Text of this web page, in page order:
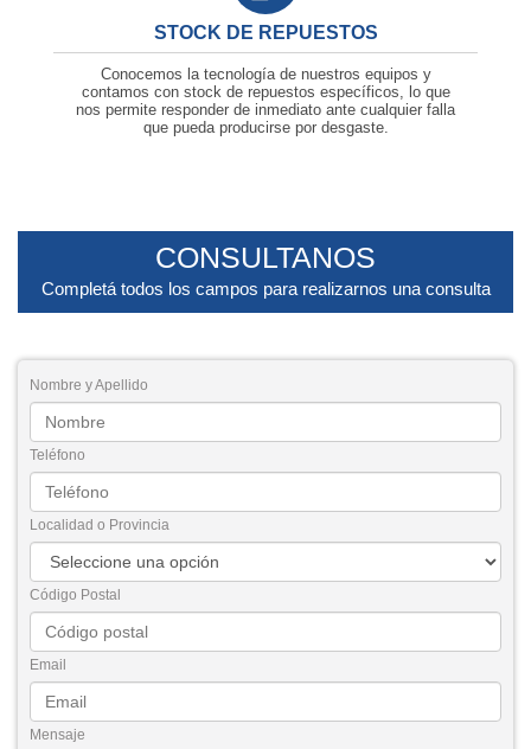
STOCK DE REPUESTOS
Conocemos la tecnología de nuestros equipos y
contamos con stock de repuestos específicos, lo que
nos permite responder de inmediato ante cualquier falla
que pueda producirse por desgaste.
CONSULTANOS
Completá todos los campos para realizarnos una consulta
Nombre y Apellido
Teléfono
Localidad o Provincia
Código Postal
Email
Mensaje